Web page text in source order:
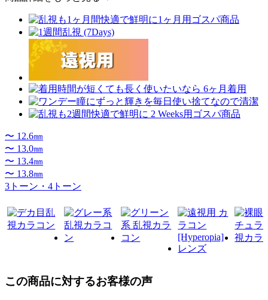
〜 12.6㎜
〜 13.0㎜
〜 13.4㎜
〜 13.8㎜
3トーン・4トーン
この商品に対するお客様の声